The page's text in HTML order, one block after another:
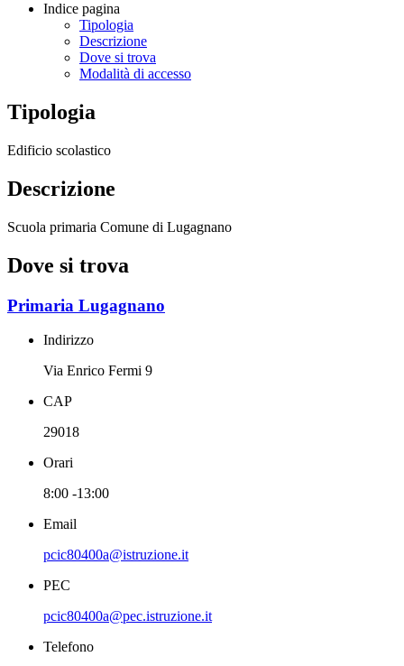
Indice pagina
Tipologia
Descrizione
Dove si trova
Modalità di accesso
Tipologia
Edificio scolastico
Descrizione
Scuola primaria Comune di Lugagnano
Dove si trova
Primaria Lugagnano
Indirizzo
Via Enrico Fermi 9
CAP
29018
Orari
8:00 -13:00
Email
pcic80400a@istruzione.it
PEC
pcic80400a@pec.istruzione.it
Telefono